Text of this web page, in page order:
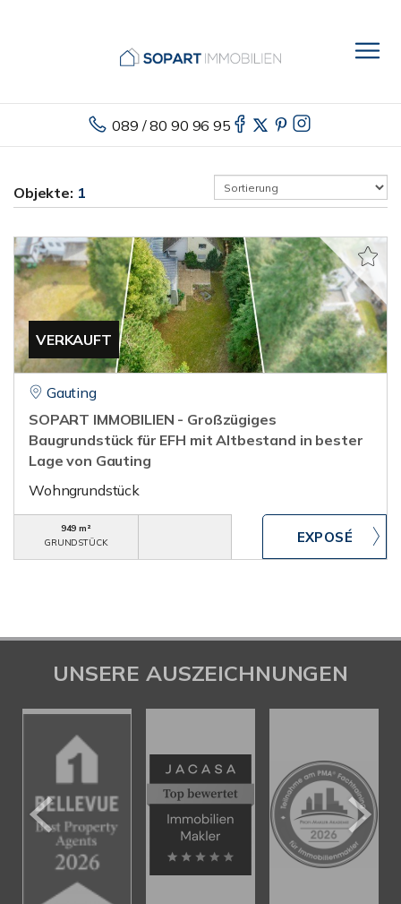
089 / 80 90 96 95
Objekte: 1
VERKAUFT
Gauting
SOPART IMMOBILIEN - Großzügiges
Baugrundstück für EFH mit Altbestand in bester
Lage von Gauting
Wohngrundstück
949 m²
GRUNDSTÜCK
UNSERE AUSZEICHNUNGEN